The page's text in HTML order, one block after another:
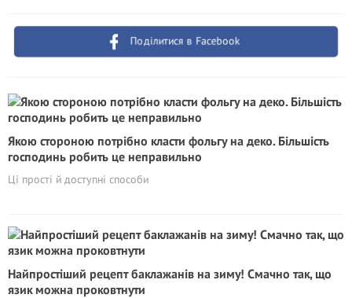
Поділитися в Facebook
Якою стороною потрібно класти фольгу на деко. Більшість
господинь робить це неправильно
Ці прості й доступні способи
Найпростіший рецепт баклажанів на зиму! Смачно так, що
язик можна проковтнути